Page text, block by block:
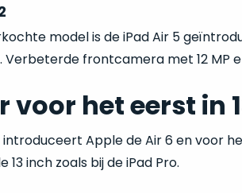
model is de iPad Air 5
Verbeterde frontcamera met 12 MP
voor het eerst in
Apple de Air 6 en voor
13 inch zoals bij de iPad Pro.